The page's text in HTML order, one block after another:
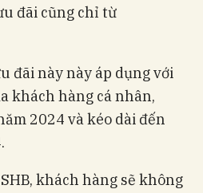
đãi cũng chỉ từ
đãi này này áp dụng với
khách hàng cá nhân,
2024 và kéo dài đến
khách hàng sẽ không